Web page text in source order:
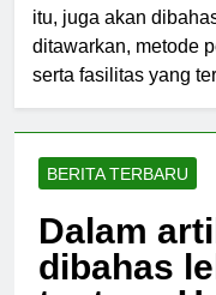
itu, juga akan
ditawarkan, metode
serta fasilitas yang
BERITA TERBARU
Dalam
dibahas